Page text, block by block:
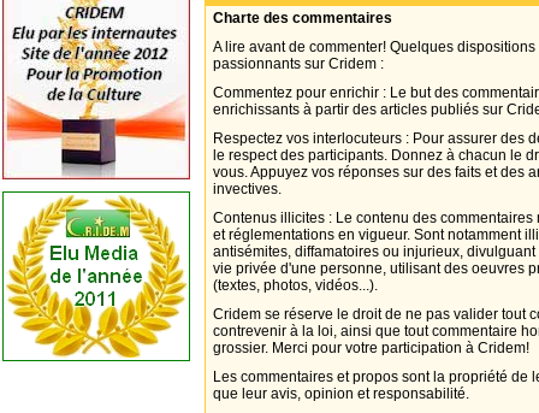
Charte des commentaires
A lire avant de commenter! Quelques
passionnants sur Cridem :
Commentez pour enrichir : Le but des
enrichissants à partir des articles publiés sur
Respectez vos interlocuteurs : Pour assurer des
le respect des participants. Donnez à chacun le
vous. Appuyez vos réponses sur des faits et des
invectives.
Contenus illicites : Le contenu des
et réglementations en vigueur. Sont notamment
antisémites, diffamatoires ou injurieux,
vie privée d'une personne, utilisant des oeuvres
(textes, photos, vidéos...).
Cridem se réserve le droit de ne pas valider tout
contrevenir à la loi, ainsi que tout commentaire
grossier. Merci pour votre participation à Cridem!
Les commentaires et propos sont la propriété de
que leur avis, opinion et responsabilité.